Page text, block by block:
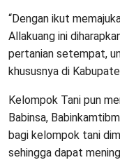
“Dengan ikut
Allakuang ini
pertanian setempat,
khususnya di
Kelompok Tani pun
Babinsa,
bagi kelompok tani
sehingga dapat